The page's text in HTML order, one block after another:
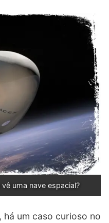
uma nave espacial?
um caso curioso no